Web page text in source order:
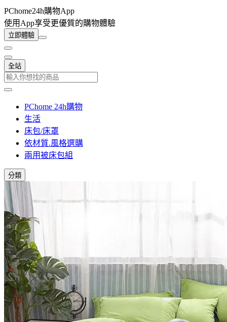
PChome24h購物App
使用App享受更優質的購物體驗
立即體驗
全站
PChome 24h購物
生活
床包/床罩
依材質.風格選購
兩用被床包組
分類